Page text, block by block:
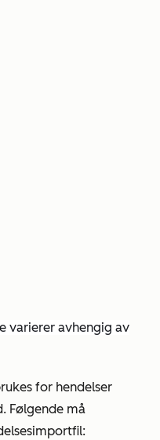
varierer avhengig av
for hendelser
Følgende må